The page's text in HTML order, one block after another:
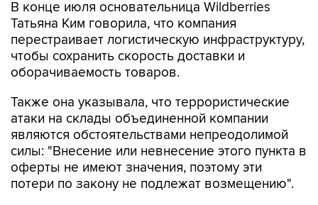
В конце июля основательница Wildberries
Татьяна Ким говорила, что компания
перестраивает логистическую инфраструктуру,
чтобы сохранить скорость доставки и
оборачиваемость товаров.
Также она указывала, что террористические
атаки на склады объединенной компании
являются обстоятельствами непреодолимой
силы: "Внесение или невнесение этого пункта в
оферты не имеют значения, поэтому эти
потери по закону не подлежат возмещению".